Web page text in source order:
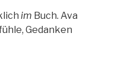
im Buch. Ava
Gedanken